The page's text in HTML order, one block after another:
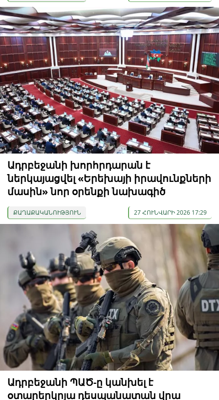
Ադրբեջանի խորհրդարան է
ներկայացվել «Երեխայի իրավունքների
մասին» նոր օրենքի նախագիծ
ՔԱՂԱՔԱԿԱՆՈՒԹՅՈՒՆ 27 ՀՈՒՆՎԱՐԻ 2026 17:29
Ադրբեջանի ՊԱԾ-ը կանխել է
օտարերկրյա դեսպանատան վրա